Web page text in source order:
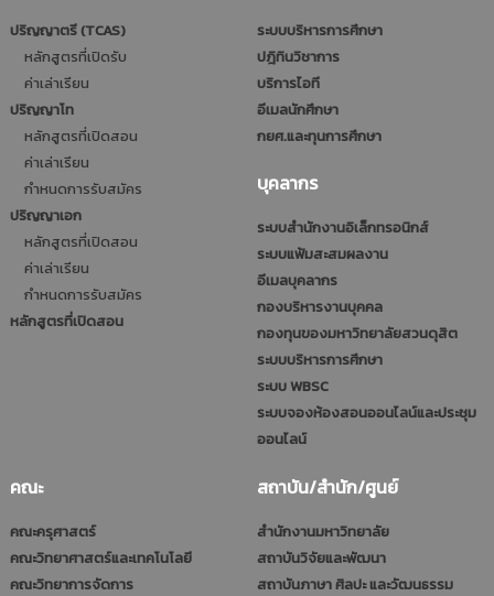
ปริญญาตรี (TCAS)
หลักสูตรที่เปิดรับ
ค่าเล่าเรียน
ปริญญาโท
หลักสูตรที่เปิดสอน
ค่าเล่าเรียน
กำหนดการรับสมัคร
ปริญญาเอก
หลักสูตรที่เปิดสอน
ค่าเล่าเรียน
กำหนดการรับสมัคร
หลักสูตรที่เปิดสอน
ระบบบริหารการศึกษา
ปฎิทินวิชาการ
บริการไอที
อีเมลนักศึกษา
กยศ.และทุนการศึกษา
บุคลากร
ระบบสำนักงานอิเล็กทรอนิกส์
ระบบแฟ้มสะสมผลงาน
อีเมลบุคลากร
กองบริหารงานบุคคล
กองทุนของมหาวิทยาลัยสวนดุสิต
ระบบบริหารการศึกษา
ระบบ WBSC
ระบบจองห้องสอนออนไลน์และประชุม
ออนไลน์
คณะ
คณะครุศาสตร์
คณะวิทยาศาสตร์และเทคโนโลยี
คณะวิทยาการจัดการ
สถาบัน/สำนัก/ศูนย์
สำนักงานมหาวิทยาลัย
สถาบันวิจัยและพัฒนา
สถาบันภาษา ศิลปะ และวัฒนธรรม